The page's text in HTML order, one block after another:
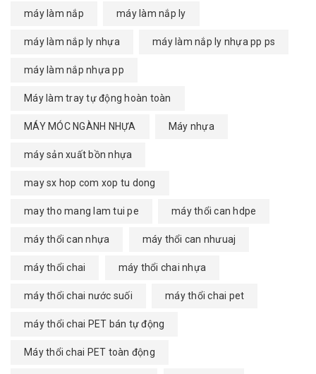
máy làm nắp máy làm nắp ly
máy làm nắp ly nhựa máy làm nắp ly nhựa pp ps
máy làm nắp nhựa pp
Máy làm tray tự động hoàn toàn
MÁY MÓC NGÀNH NHỰA Máy nhựa
máy sản xuất bồn nhựa
may sx hop com xop tu dong
may tho mang lam tui pe máy thổi can hdpe
máy thổi can nhựa máy thổi can nhưuaj
máy thổi chai máy thổi chai nhựa
máy thổi chai nước suối máy thổi chai pet
máy thổi chai PET bán tự động
Máy thổi chai PET toàn động